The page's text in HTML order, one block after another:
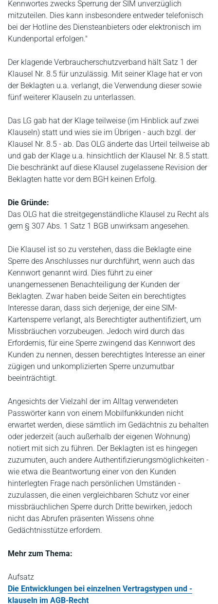
Kennwortes zwecks Sperrung der SIM unverzüglich
mitzuteilen. Dies kann insbesondere entweder telefonisch
bei der Hotline des Diensteanbieters oder elektronisch im
Kundenportal erfolgen."
Der klagende Verbraucherschutzverband hält Satz 1 der
Klausel Nr. 8.5 für unzulässig. Mit seiner Klage hat er von
der Beklagten u.a. verlangt, die Verwendung dieser sowie
fünf weiterer Klauseln zu unterlassen.
Das LG gab hat der Klage teilweise (im Hinblick auf zwei
Klauseln) statt und wies sie im Übrigen - auch bzgl. der
Klausel Nr. 8.5 - ab. Das OLG änderte das Urteil teilweise ab
und gab der Klage u.a. hinsichtlich der Klausel Nr. 8.5 statt.
Die beschränkt auf diese Klausel zugelassene Revision der
Beklagten hatte vor dem BGH keinen Erfolg.
Die Gründe:
Das OLG hat die streitgegenständliche Klausel zu Recht als
gem § 307 Abs. 1 Satz 1 BGB unwirksam angesehen.
Die Klausel ist so zu verstehen, dass die Beklagte eine
Sperre des Anschlusses nur durchführt, wenn auch das
Kennwort genannt wird. Dies führt zu einer
unangemessenen Benachteiligung der Kunden der
Beklagten. Zwar haben beide Seiten ein berechtigtes
Interesse daran, dass sich derjenige, der eine SIM-
Kartensperre verlangt, als Berechtigter authentifiziert, um
Missbräuchen vorzubeugen. Jedoch wird durch das
Erfordernis, für eine Sperre zwingend das Kennwort des
Kunden zu nennen, dessen berechtigtes Interesse an einer
zügigen und unkomplizierten Sperre unzumutbar
beeinträchtigt.
Angesichts der Vielzahl der im Alltag verwendeten
Passwörter kann von einem Mobilfunkkunden nicht
erwartet werden, diese sämtlich im Gedächtnis zu behalten
oder jederzeit (auch außerhalb der eigenen Wohnung)
notiert mit sich zu führen. Der Beklagten ist es hingegen
zuzumuten, auch andere Authentifizierungsmöglichkeiten -
wie etwa die Beantwortung einer von den Kunden
hinterlegten Frage nach persönlichen Umständen -
zuzulassen, die einen vergleichbaren Schutz vor einer
missbräuchlichen Sperre durch Dritte bewirken, jedoch
nicht das Abrufen präsenten Wissens ohne
Gedächtnisstütze erfordern.
Mehr zum Thema:
Aufsatz
Die Entwicklungen bei einzelnen Vertragstypen und -
klauseln im AGB-Recht